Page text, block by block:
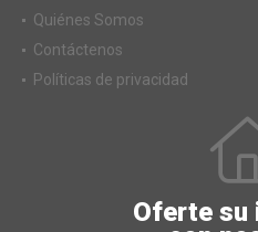
Quiénes Somos
Contáctenos
Políticas de privacidad
Oferte su